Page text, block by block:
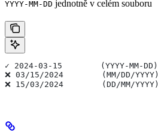
YYYY-MM-DD jednotně v celém souboru
✓ 2024-03-15        (YYYY-MM-DD)
❌ 03/15/2024        (MM/DD/YYYY)
❌ 15/03/2024        (DD/MM/YYYY)